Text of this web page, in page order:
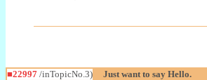
■22997 /inTopicNo.3) Just want to say Hello.